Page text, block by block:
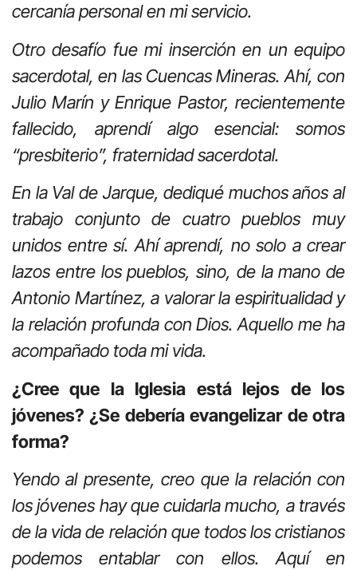
cercanía personal en mi servicio.
Otro desafío fue mi inserción en un equipo
sacerdotal, en las Cuencas Mineras. Ahí, con
Julio Marín y Enrique Pastor, recientemente
fallecido, aprendí algo esencial: somos
“presbiterio”, fraternidad sacerdotal.
En la Val de Jarque, dediqué muchos años al
trabajo conjunto de cuatro pueblos muy
unidos entre sí. Ahí aprendí, no solo a crear
lazos entre los pueblos, sino, de la mano de
Antonio Martínez, a valorar la espiritualidad y
la relación profunda con Dios. Aquello me ha
acompañado toda mi vida.
¿Cree que la Iglesia está lejos de los
jóvenes? ¿Se debería evangelizar de otra
forma?
Yendo al presente, creo que la relación con
los jóvenes hay que cuidarla mucho, a través
de la vida de relación que todos los cristianos
podemos entablar con ellos. Aquí en